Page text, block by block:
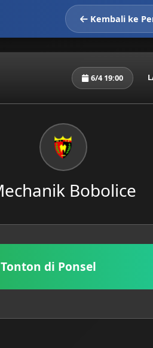
Kembali ke
6/4 19:00
Bobolice
Tonton di Ponsel